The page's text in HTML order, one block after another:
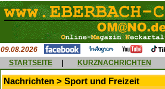
09.08.2026
STARTSEITE
KURZNACHRICHTEN
Nachrichten > Sport und Freizeit